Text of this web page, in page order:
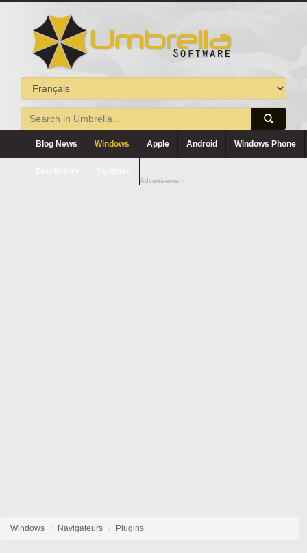
Blog News Windows Apple Android Windows Phone
Advertisement
Windows Navigateurs Plugins